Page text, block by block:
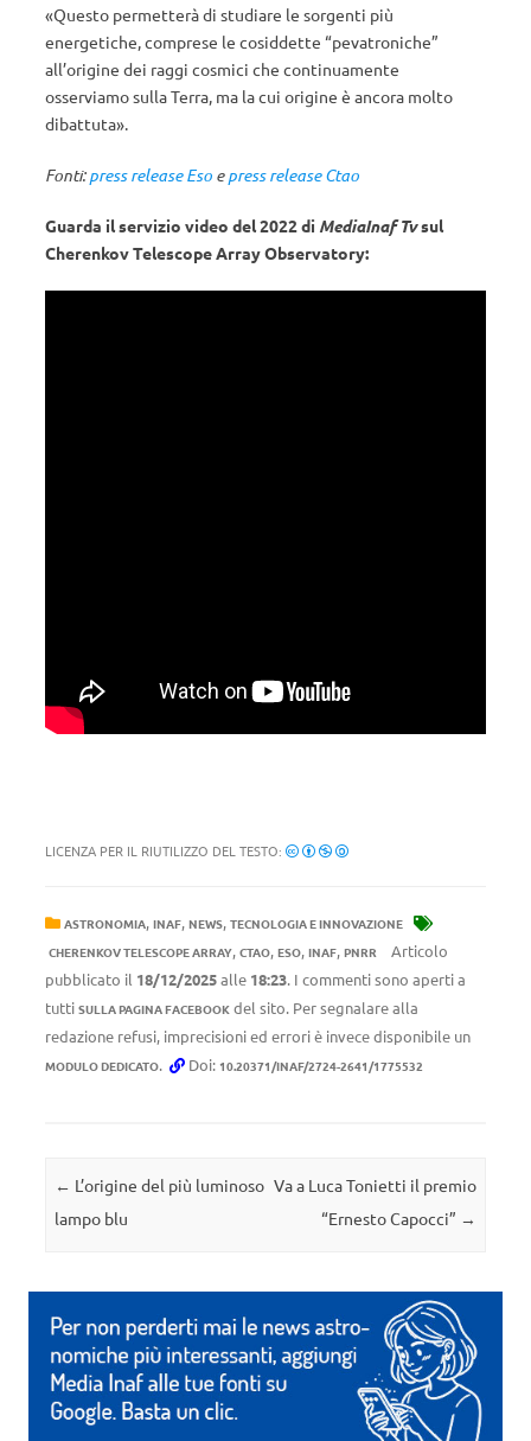
«Questo permetterà di studiare le sorgenti più
energetiche, comprese le cosiddette “pevatroniche”
all’origine dei raggi cosmici che continuamente
osserviamo sulla Terra, ma la cui origine è ancora molto
dibattuta».
Fonti:press release Eso epress release Ctao
Guarda il servizio video del 2022 di MediaInaf Tvsul
Cherenkov Telescope Array Observatory:
LICENZA PER IL RIUTILIZZO DEL TESTO:
ASTRONOMIA, INAF, NEWS, TECNOLOGIA E INNOVAZIONE
CHERENKOV TELESCOPE ARRAY, CTAO, ESO, INAF, PNRR
Articolo
pubblicato il 18/12/2025alle 18:23. I commenti sono aperti a
tutti SULLA PAGINA FACEBOOK del sito. Per segnalare alla
redazione refusi, imprecisioni ed errori è invece disponibile un
MODULO DEDICATO. Doi: 10.20371/INAF/2724-2641/1775532
Navigazione articolo
← L’origine del più luminoso
lampo blu
Va a Luca Tonietti il premio
“Ernesto Capocci” →